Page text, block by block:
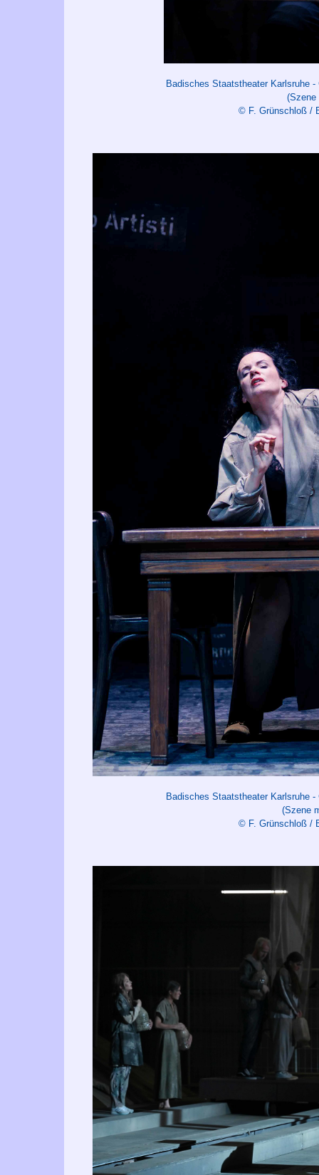
Badisches Staatstheater Karlsruhe
(Szene
© F. Grünschloß /
Badisches Staatstheater Karlsruhe
(Szene
© F. Grünschloß /